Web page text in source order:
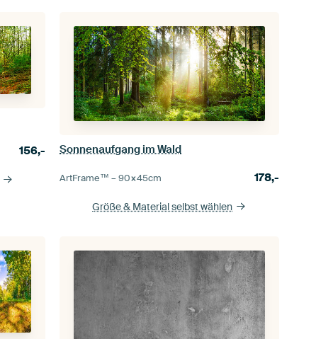
156,- Sonnenaufgang im Wald
ArtFrame™ –90×45cm 178,-
Größe & Material selbst wählen